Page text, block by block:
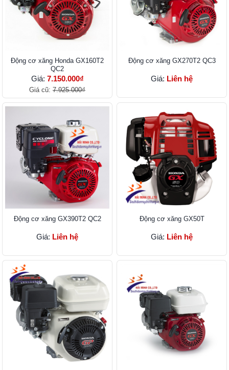
Ðộng cơ xăng Honda GX160T2
QC2
Giá: 7.150.000₫
Giá cũ: 7.925.000₫
Ðộng cơ xăng GX270T2 QC3
Giá: Liên hệ
Ðộng cơ xăng GX390T2 QC2
Giá: Liên hệ
Ðộng cơ xăng GX50T
Giá: Liên hệ